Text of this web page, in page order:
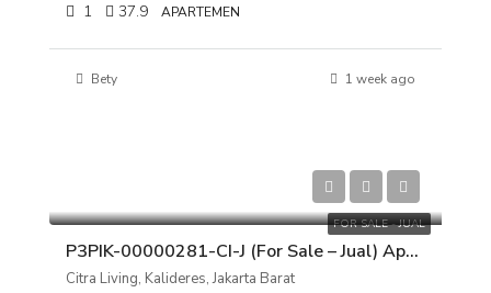
1 37.9 APARTEMEN
Bety 1 week ago
FOR SALE - JUAL
P3PIK-00000281-CI-J (For Sale – Jual) Apartemen Citra Living, Kalideres, Jakarta Barat
Citra Living, Kalideres, Jakarta Barat